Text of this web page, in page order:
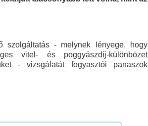
szolgáltatás - melynek lényege, hogy
vitel- és poggyászdíj-különbözet
- vizsgálatát fogyasztói panaszok